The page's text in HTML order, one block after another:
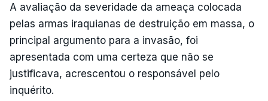
A avaliação da severidade da ameaça colocada
pelas armas iraquianas de destruição em massa, o
principal argumento para a invasão, foi
apresentada com uma certeza que não se
justificava, acrescentou o responsável pelo
inquérito.